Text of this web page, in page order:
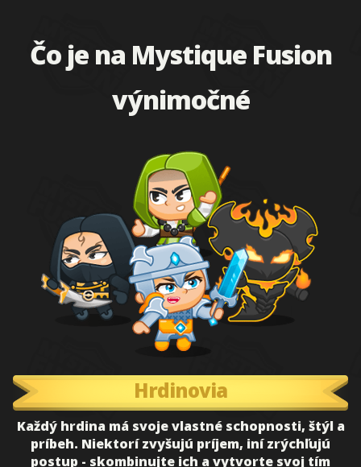
Čo je na Mystique Fusion
výnimočné
Hrdinovia
Každý hrdina má svoje vlastné schopnosti, štýl a
príbeh. Niektorí zvyšujú príjem, iní zrýchľujú
postup - skombinujte ich a vytvorte svoj tím